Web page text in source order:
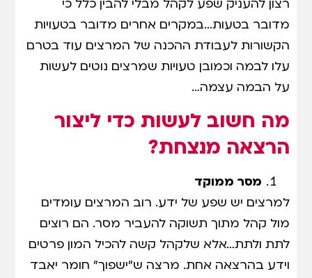
רצון להעניק שפע לקהל מבלי להבין כלל כי
מדובר בטעות…במקרים אחרים מדובר בטעויות
הקשורות לעבודת ההכנה של המרצים עוד בטרם
עלו לבמה וכמובן טעויות שמרצים נוטים לעשות
על הבמה עצמה…
מה חשוב לעשות כדי ליצור
הרצאה מנצחת?
מסר ממוקד
למרצים יש שפע של ידע. רוב המרצים עומדים
מול קהל מתוך תשוקה להעביר מסר. הם רוצים
לתת ולתת…אלא שלקהל קשה להכיל המון פרטים
וידע בהרצאה אחת. מרצה ש"ישפוך" חומר יאבד